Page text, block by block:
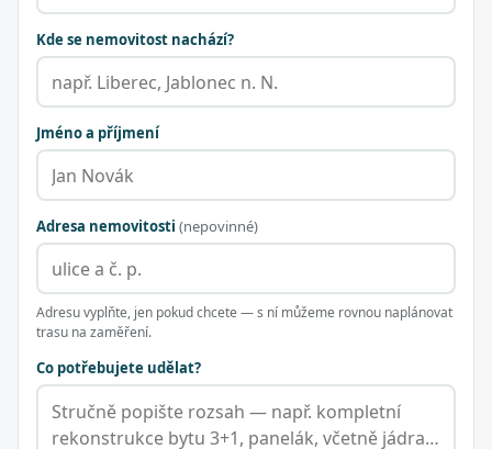
Kde se nemovitost nachází?
Jméno a příjmení
Adresa nemovitosti (nepovinné)
Adresu vyplňte, jen pokud chcete — s ní můžeme rovnou naplánovat
trasu na zaměření.
Co potřebujete udělat?